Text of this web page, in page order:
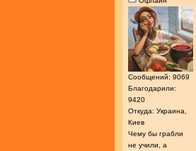
Сообщений: 9069
Благодарили:
9420
Откуда: Украина,
Киев
Чему бы грабли
не учили, а